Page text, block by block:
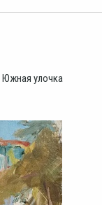
Южная улочка